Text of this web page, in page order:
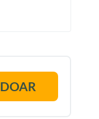
DOAR